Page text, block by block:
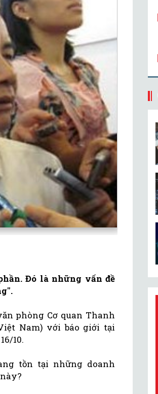
Đó là những vấn đề
phòng Cơ quan Thanh
Nam) với báo giới tại
10.
tồn tại những doanh